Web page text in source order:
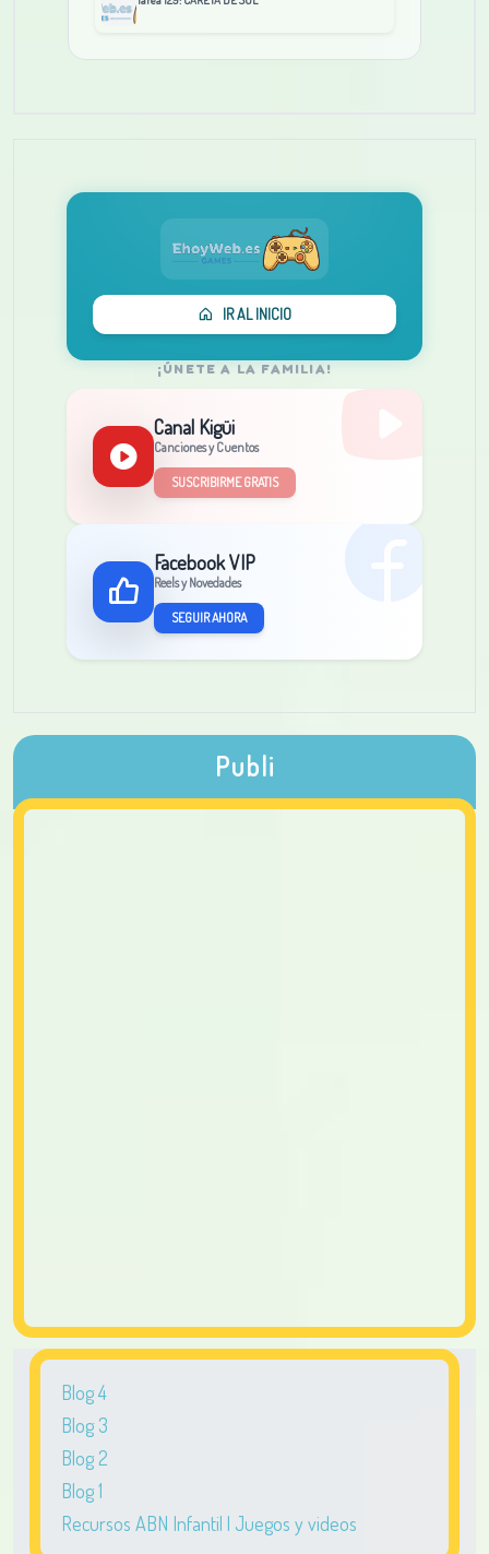
IR AL INICIO
¡ÚNETE A LA FAMILIA!
Canal Kigüi
Canciones y Cuentos
SUSCRIBIRME GRATIS
Facebook VIP
Reels y Novedades
SEGUIR AHORA
Publi
Blog 4
Blog 3
Blog 2
Blog 1
Recursos ABN Infantil | Juegos y videos